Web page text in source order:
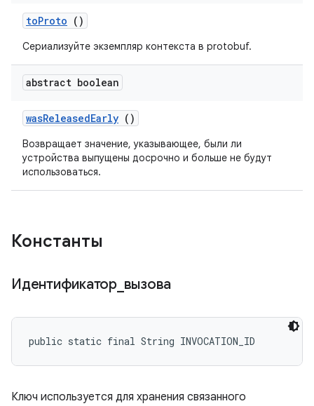
toProto ()
Сериализуйте экземпляр контекста в protobuf.
abstract boolean
wasReleasedEarly ()
Возвращает значение, указывающее, были ли
устройства выпущены досрочно и больше не будут
использоваться.
Константы
Идентификатор_ вызова
public static final String INVOCATION_ID
Ключ используется для хранения связанного